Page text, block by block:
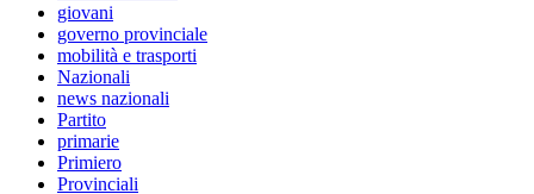
giovani
governo provinciale
mobilità e trasporti
Nazionali
news nazionali
Partito
primarie
Primiero
Provinciali